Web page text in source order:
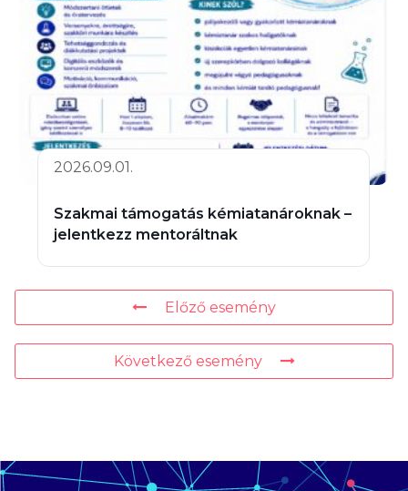
2026.09.01.
Szakmai támogatás kémiatanároknak –
jelentkezz mentoráltnak
Előző esemény
Következő esemény